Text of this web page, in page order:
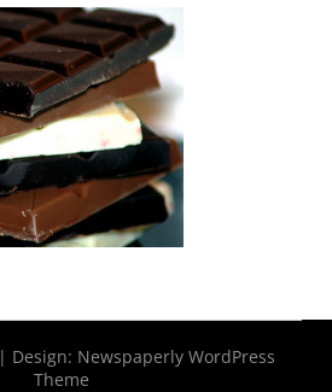
| Design: Newspaperly WordPress
Theme